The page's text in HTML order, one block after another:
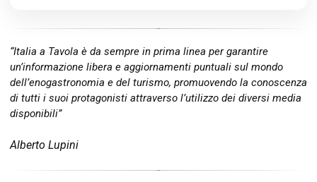
“Italia a Tavola è da sempre in prima linea per garantire
un’informazione libera e aggiornamenti puntuali sul mondo
dell’enogastronomia e del turismo, promuovendo la conoscenza
di tutti i suoi protagonisti attraverso l’utilizzo dei diversi media
disponibili”
Alberto Lupini